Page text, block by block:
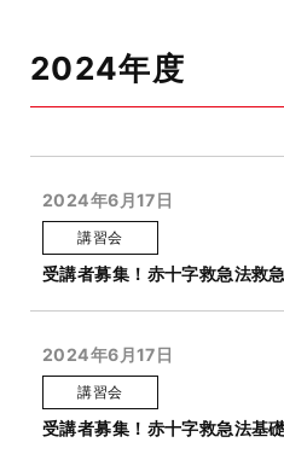
2024年度
2024年6月17日
講習会
受講者募集！赤十字救急法救
2024年6月17日
講習会
受講者募集！赤十字救急法基